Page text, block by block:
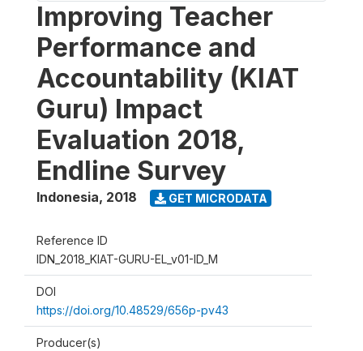
Improving Teacher
Performance and
Accountability (KIAT
Guru) Impact
Evaluation 2018,
Endline Survey
Indonesia, 2018 GET MICRODATA
Reference ID
IDN_2018_KIAT-GURU-EL_v01-ID_M
DOI
https://doi.org/10.48529/656p-pv43
Producer(s)